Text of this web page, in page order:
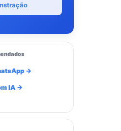
→
IA →